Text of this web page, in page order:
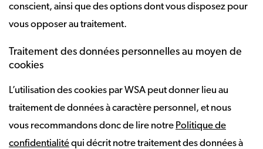
conscient, ainsi que des options dont vous disposez pour
vous opposer au traitement.
Traitement des données personnelles au moyen de
cookies
L’utilisation des cookies par WSA peut donner lieu au
traitement de données à caractère personnel, et nous
vous recommandons donc de lire notre Politique de
confidentialitéqui décrit notre traitement des données à